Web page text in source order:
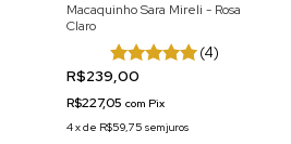
Macaquinho Sara Mireli - Rosa
Claro
(4)
R$239,00
R$227,05 com Pix
4xde R$59,75 sem juros